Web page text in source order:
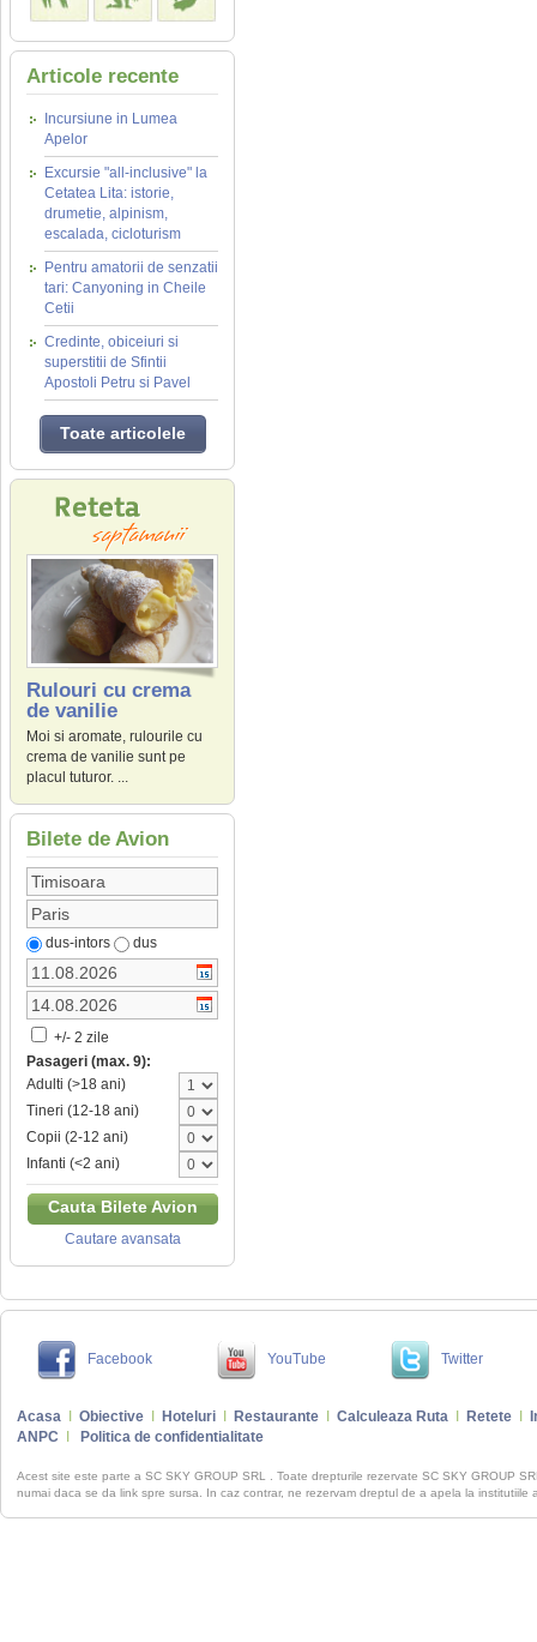
Articole recente
Incursiune in Lumea
Apelor
Excursie "all-inclusive" la
Cetatea Lita: istorie,
drumetie, alpinism,
escalada, cicloturism
Pentru amatorii de senzatii
tari: Canyoning in Cheile
Cetii
Credinte, obiceiuri si
superstitii de Sfintii
Apostoli Petru si Pavel
Toate articolele
Rulouri cu crema
de vanilie
Moi si aromate, rulourile cu
crema de vanilie sunt pe
placul tuturor. ...
Bilete de Avion
dus-intors dus
+/- 2 zile
Pasageri (max. 9):
Adulti (>18 ani)
Tineri (12-18 ani)
Copii (2-12 ani)
Infanti (<2 ani)
Cauta Bilete Avion
Cautare avansata
Facebook YouTube Twitter
Acasa Obiective Hoteluri Restaurante Calculeaza Ruta Retete
ANPC
Politica de confidentialitate
Acest site este parte a SC SKY GROUP SRL . Toate drepturile rezervate SC SKY GROUP
numai daca se da link spre sursa. In caz contrar, ne rezervam dreptul de a apela la institutiile